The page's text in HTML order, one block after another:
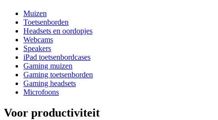
Muizen
Toetsenborden
Headsets en oordopjes
Webcams
Speakers
iPad toetsenbordcases
Gaming muizen
Gaming toetsenborden
Gaming headsets
Microfoons
Voor productiviteit